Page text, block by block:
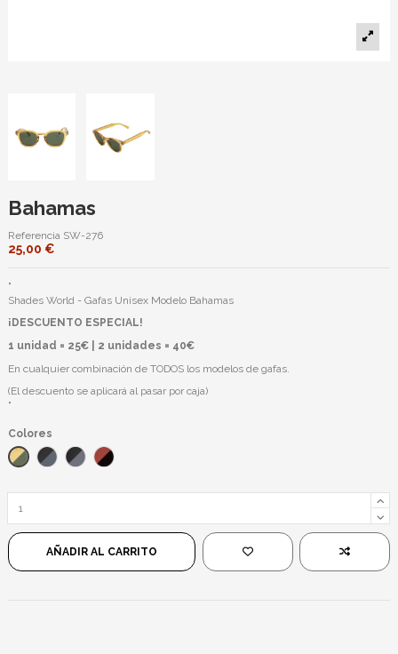
Bahamas
Referencia SW-276
25,00 €
"
Shades World - Gafas Unisex Modelo Bahamas
¡DESCUENTO ESPECIAL!
1 unidad = 25€ | 2 unidades = 40€
En cualquier combinación de TODOS los modelos de gafas.
(El descuento se aplicará al pasar por caja)
"
Colores
Naranja/Verde
Negro/AzulNegro/Negro
Rojo/Negro
AÑADIR AL CARRITO